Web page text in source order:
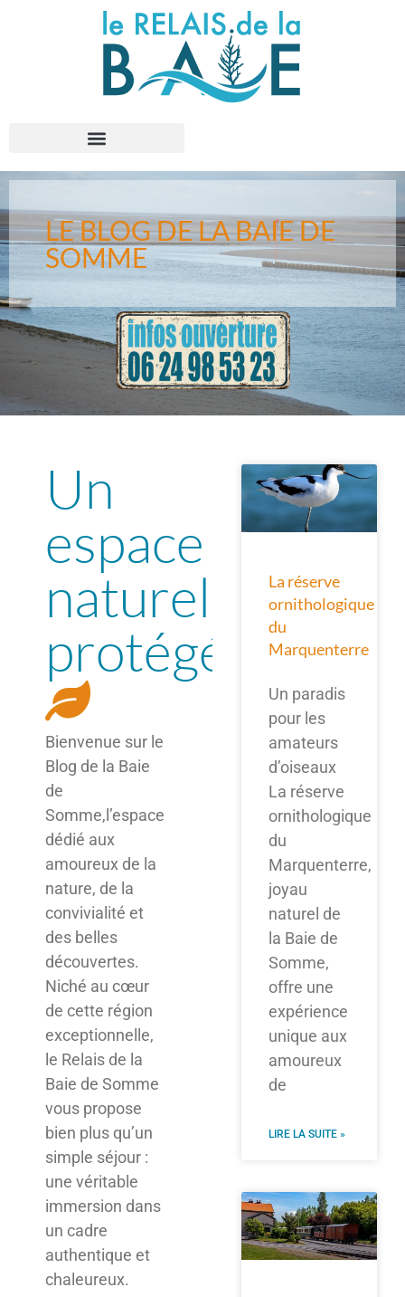
LE BLOG DE LA BAIE DE
SOMME
Un
espace
naturel
protégé
Bienvenue sur le
Blog de la Baie
de
Somme,l’espace
dédié aux
amoureux de la
nature, de la
convivialité et
des belles
découvertes.
Niché au cœur
de cette région
exceptionnelle,
le Relais de la
Baie de Somme
vous propose
bien plus qu’un
simple séjour :
une véritable
immersion dans
un cadre
authentique et
chaleureux.
La réserve
ornithologique
du
Marquenterre
Un paradis
pour les
amateurs
d’oiseaux
La réserve
ornithologique
du
Marquenterre,
joyau
naturel de
la Baie de
Somme,
offre une
expérience
unique aux
amoureux
de
LIRE LA SUITE »